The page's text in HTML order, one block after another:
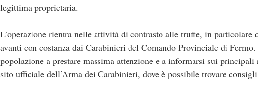
legittima proprietaria.
L’operazione rientra nelle attività di contrasto alle truffe, in particolare
avanti con costanza dai Carabinieri del Comando Provinciale di
popolazione a prestare massima attenzione e a informarsi sui
sito ufficiale dell’Arma dei Carabinieri, dove è possibile trovare